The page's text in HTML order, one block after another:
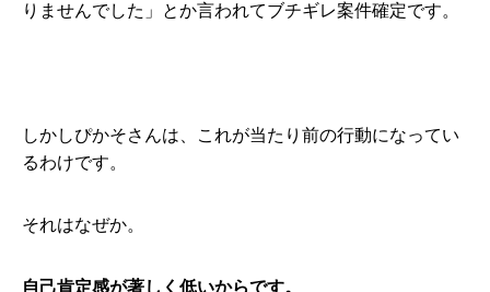
りませんでした」とか言われてブチギレ案件確定です。
しかしぴかそさんは、これが当たり前の行動になってい
るわけです。
それはなぜか。
自己肯定感が著しく低いからです。